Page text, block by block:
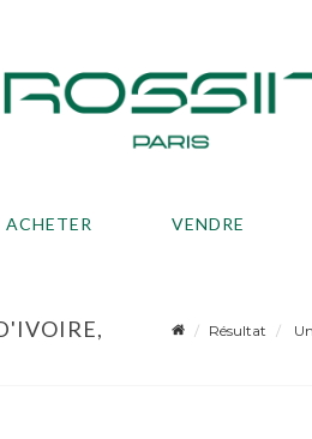
ACHETER VENDRE
Résultat